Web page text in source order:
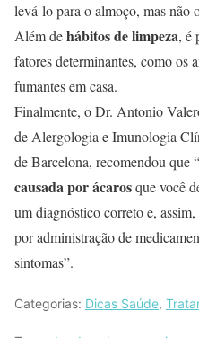
levá-lo para o almoço, mas não
Além dehábitos de limpeza, é
fatores determinantes, como os
fumantes em casa.
Finalmente, o Dr. Antonio
de Alergologia e Imunologia
de Barcelona, ​​recomendou que
causada por ácarosque você
um diagnóstico correto e,
por administração de
sintomas”.
Categorias: Dicas Saúde,